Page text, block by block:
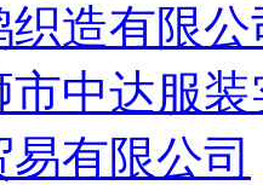
织造有限公
中达服
有限公司